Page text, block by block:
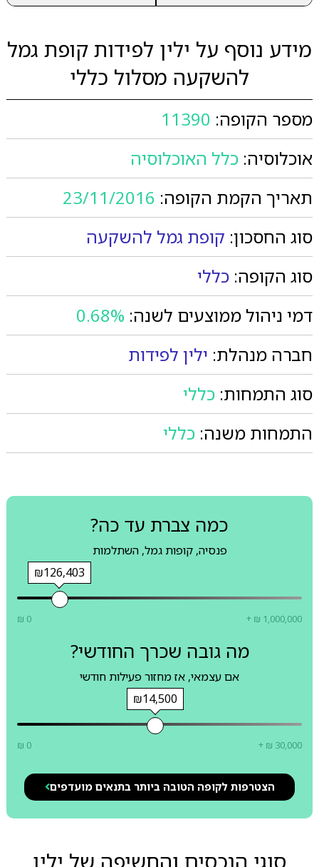
מידע נוסף על ילין לפידות קופת גמל
להשקעה מסלול כללי
מספר הקופה: 11390
אוכלוסיה: כלל האוכלוסיה
תאריך הקמת הקופה: 23/11/2016
סוג החסכון: קופת גמל להשקעה
סוג הקופה: כללי
דמי ניהול ממוצעים לשנה: 0.68%
חברה מנהלת: ילין לפידות
סוג התמחות: כללי
התמחות משנה: כללי
כמה צברת עד כה?
פנסיה, קופות גמל, השתלמות
₪126,403
₪ 0 + ₪ 1,000,000
מה גובה שכרך החודשי?
אם עצמאי, אז מחזור פעילות חודשי
₪14,500
₪ 0 + ₪ 30,000
הצטרפות לקופה הטובה ביותר בתנאים מועדפים
סוגי הנכסים והחשיפה של ילין